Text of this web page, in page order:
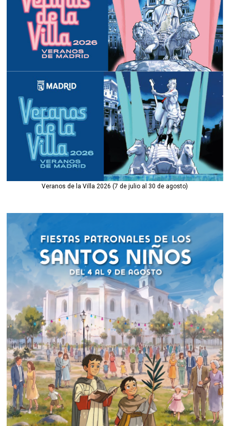
Veranos de la Villa 2026 (7 de julio al 30 de agosto)